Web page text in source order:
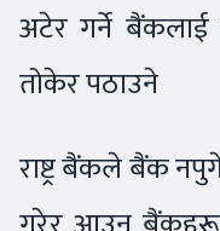
अटेर गर्ने बैंकलाई
तोकेर पठाउने
राष्ट्र बैंकले बैंक